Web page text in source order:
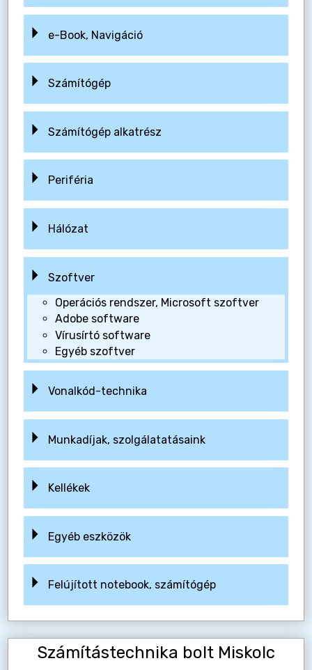
e-Book, Navigáció
Számítógép
Számítógép alkatrész
Periféria
Hálózat
Szoftver
Operációs rendszer, Microsoft szoftver
Adobe software
Vírusírtó software
Egyéb szoftver
Vonalkód-technika
Munkadíjak, szolgálatatásaink
Kellékek
Egyéb eszközök
Felújított notebook, számítógép
Számítástechnika bolt Miskolc